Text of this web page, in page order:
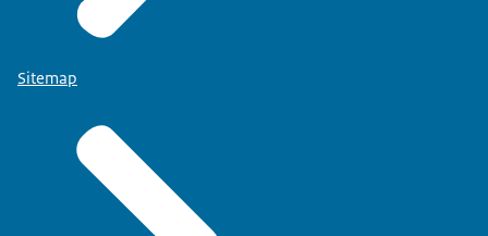
Sitemap